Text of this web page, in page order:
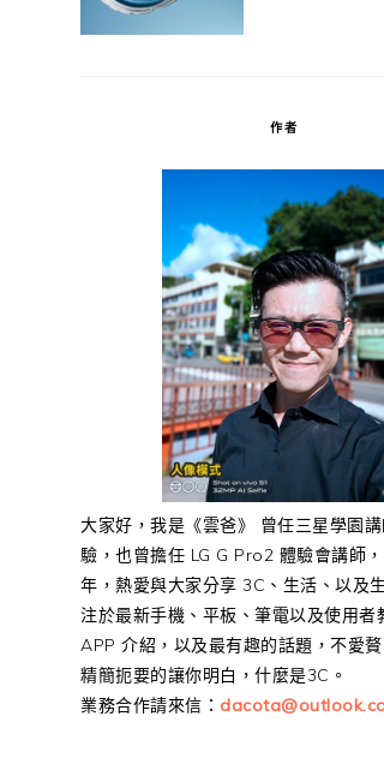
作者
大家好，我是《雲爸》 曾任三星學園
驗，也曾擔任 LG G Pro2 體驗會講師
年，熱愛與大家分享 3C、生活、以及
注於最新手機、平板、筆電以及使用者
APP 介紹，以及最有趣的話題，不愛贅
精簡扼要的讓你明白，什麼是3C。
業務合作請來信：